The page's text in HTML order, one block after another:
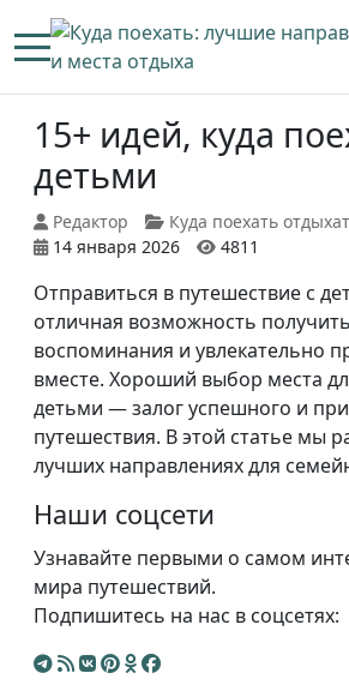
Mobile Menu Toggle
15+ идей, куда
детьми
Редактор
Куда поехать
14 января 2026
4811
Отправиться в путешествие с
отличная возможность
воспоминания и увлекательно
вместе. Хороший выбор места
детьми — залог успешного и
путешествия. В этой статье мы
лучших направлениях для
Наши соцсети
Узнавайте первыми о самом
мира путешествий.
Подпишитесь на нас в соцсетях: